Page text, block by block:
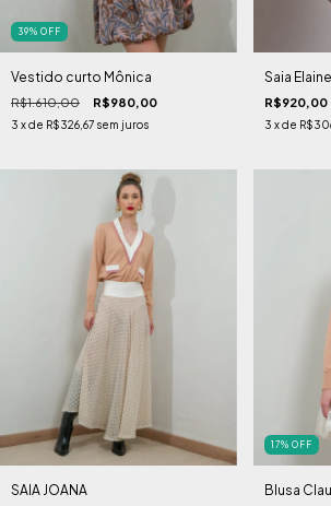
39% OFF
Vestido curto Mônica
R$1.610,00 R$980,00
3 x de R$326,67 sem juros
Saia Elaine
R$920,00
3 x de
SAIA JOANA
17% OFF
Blusa